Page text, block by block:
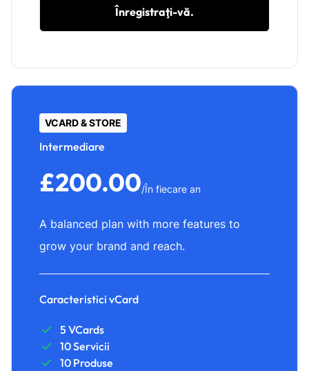
Înregistraţi-vă.
VCARD & STORE
Intermediare
£200.00/În fiecare an
A balanced plan with more features to
grow your brand and reach.
Caracteristici vCard
5 VCards
10 Servicii
10 Produse